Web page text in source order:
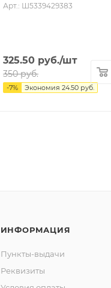
Арт.: Ш5339429383
325.50 руб./шт
350руб.
-7% Экономия 24.50 руб.
ИНФОРМАЦИЯ
Пункты-выдачи
Реквизиты